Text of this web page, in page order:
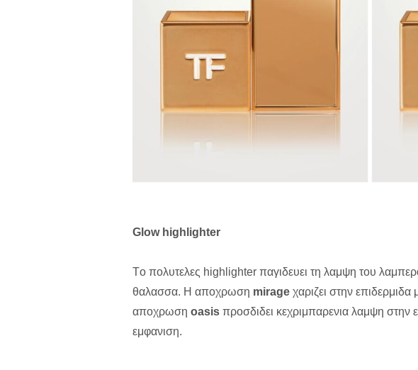
Glowhighlighter
Tο πολυτελες highlighter παγιδευει τη λαμψη του
θαλασσα. H αποχρωση mirage χαριζει στην
αποχρωση oasis προσδιδει κεχριμπαρενια λαμψη στην
εμφανιση.